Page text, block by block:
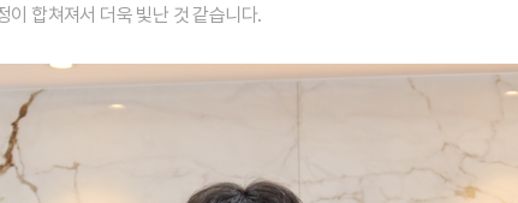
이 합쳐져서 더욱 빛난 것 같습니다.